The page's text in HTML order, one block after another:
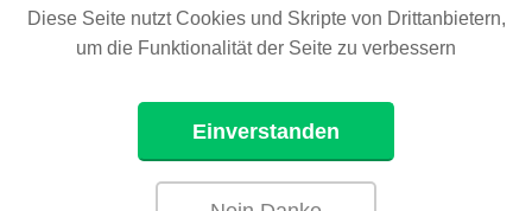
Diese Seite nutzt Cookies und Skripte von Drittanbietern,
um die Funktionalität der Seite zu verbessern
Einverstanden